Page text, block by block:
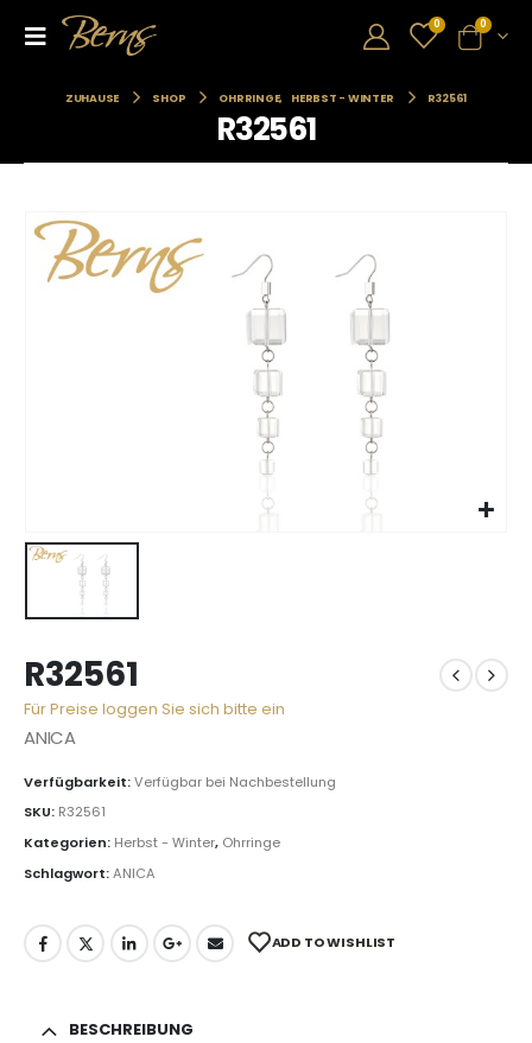
0 0
ZUHAUSE SHOP OHRRINGE, HERBST - WINTER R32561
R32561
R32561
Für Preise loggen Sie sich bitte ein
ANICA
Verfügbarkeit:Verfügbar bei Nachbestellung
SKU: R32561
Kategorien: Herbst - Winter, Ohrringe
Schlagwort:ANICA
ADD TO WISHLIST
BESCHREIBUNG